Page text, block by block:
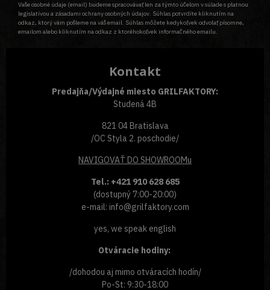
Vaše osobné údaje (email) budeme spracovávať len za týmto účelom v súlade s platnou
legislatívou a zásadami ochrany osobných údajov. Súhlas potvrdíte kliknutím na
odkaz, ktorý vám pošleme na váš email. Súhlas môžete kedykoľvek odvolať písomne,
emailom alebo kliknutím na odkaz z ktoréhokoľvek informačného emailu.
Kontakt
Predajňa/Výdajné miesto GRILFAKTORY:
Studená 4B
821 04 Bratislava
/OC Styla 2. poschodie/
NAVIGOVAŤDO SHOWROOMu
Tel.: +421 910 628 685
(dostupný 7:00-20:00)
e-mail: info@grilfaktory.com
yes, we speak english
Otváracie hodiny:
/dohodou aj mimo otváracích hodín/
Po-St: 9:30-18:00